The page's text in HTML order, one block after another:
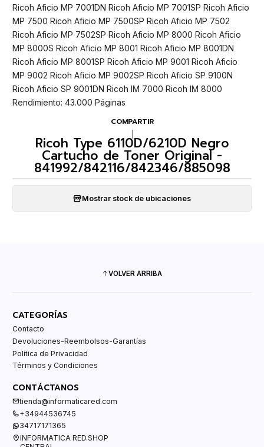
Ricoh Aficio MP 7001DN Ricoh Aficio MP 7001SP Ricoh Aficio
MP 7500 Ricoh Aficio MP 7500SP Ricoh Aficio MP 7502
Ricoh Aficio MP 7502SP Ricoh Aficio MP 8000 Ricoh Aficio
MP 8000S Ricoh Aficio MP 8001 Ricoh Aficio MP 8001DN
Ricoh Aficio MP 8001SP Ricoh Aficio MP 9001 Ricoh Aficio
MP 9002 Ricoh Aficio MP 9002SP Ricoh Aficio SP 9100N
Ricoh Aficio SP 9001DN Ricoh IM 7000 Ricoh IM 8000
Rendimiento: 43.000 Páginas
COMPARTIR
Ricoh Type 6110D/6210D Negro
Cartucho de Toner Original -
841992/842116/842346/885098
Mostrar stock de ubicaciones
VOLVER ARRIBA
CATEGORÍAS
Contacto
Devoluciones-Reembolsos-Garantías
Política de Privacidad
Términos y Condiciones
CONTÁCTANOS
tienda@informaticared.com
+34944536745
34717171365
INFORMATICA RED.SHOP